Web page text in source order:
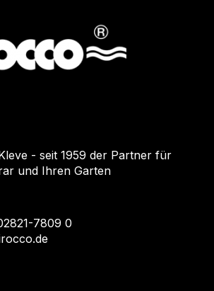
- seit 1959 der Partner für
und Ihren Garten
7809 0